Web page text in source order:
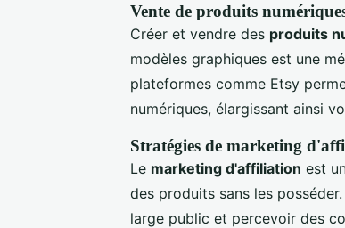
Vente de produits
Créer et vendre des produits
modèles graphiques est une
plateformes comme Etsy
numériques, élargissant ainsi
Stratégies de marketing
Le marketing d'affiliation est
des produits sans les
large public et percevoir des